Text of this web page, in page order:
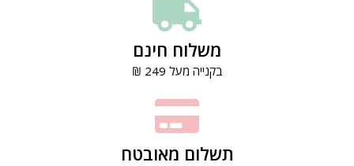
משלוח חינם
בקנייה מעל 249 ₪
תשלום מאובטח